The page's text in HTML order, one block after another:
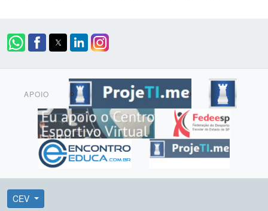
APOIO
CEV